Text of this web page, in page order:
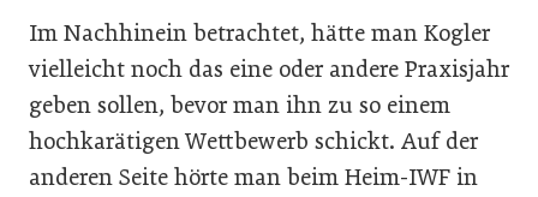
Im Nachhinein betrachtet, hätte man Kogler
vielleicht noch das eine oder andere Praxisjahr
geben sollen, bevor man ihn zu so einem
hochkarätigen Wettbewerb schickt. Auf der
anderen Seite hörte man beim Heim-IWF in